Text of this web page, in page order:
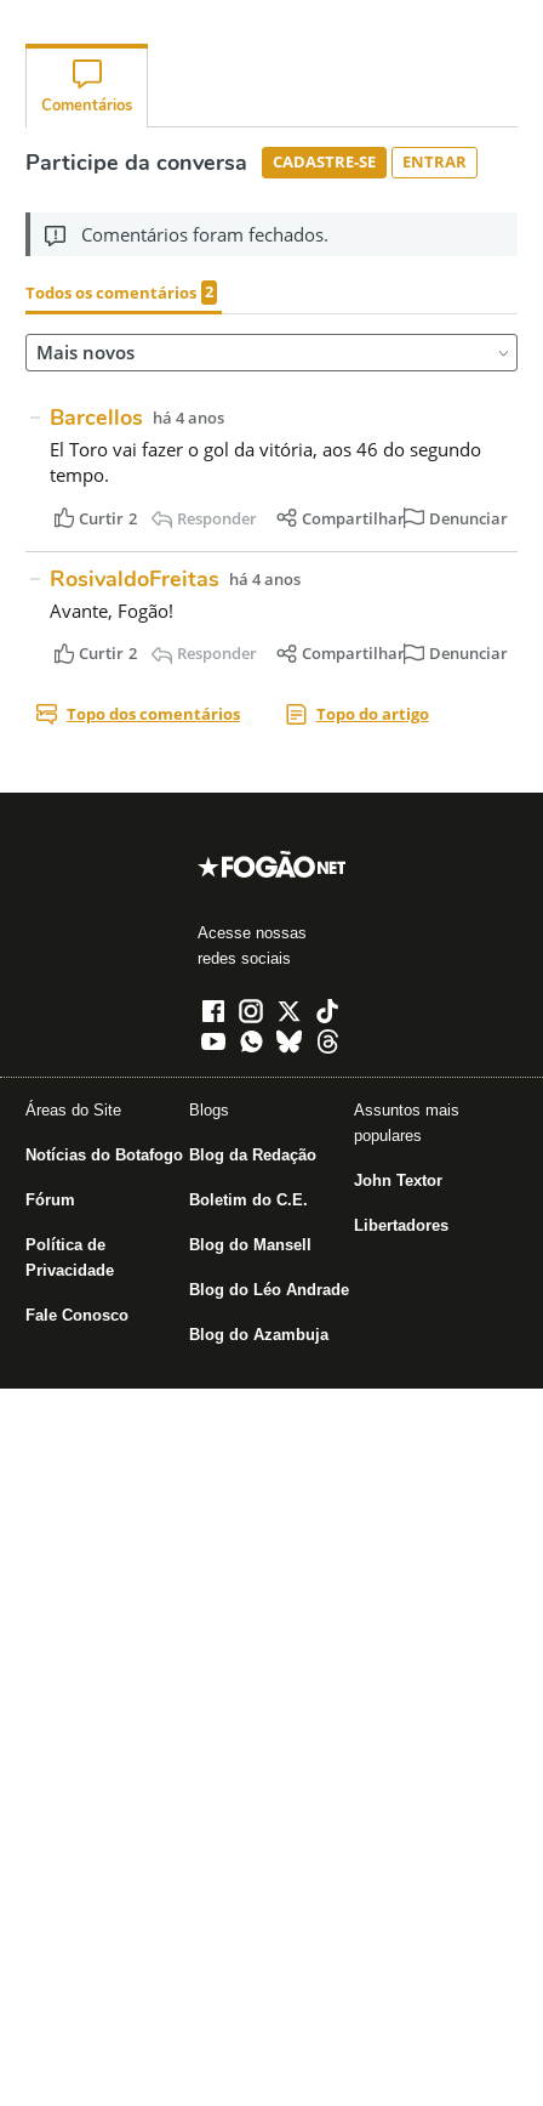
Acesse nossas
redes sociais
Áreas do Site
Notícias do Botafogo
Fórum
Política de
Privacidade
Fale Conosco
Blogs
Blog da Redação
Boletim do C.E.
Blog do Mansell
Blog do Léo Andrade
Blog do Azambuja
Assuntos mais
populares
John Textor
Libertadores